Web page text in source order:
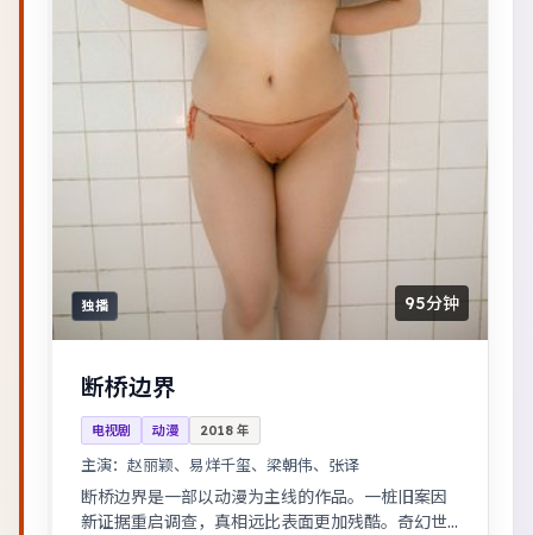
独播 95分钟
断桥边界
电视剧 动漫 2018 年
主演： 赵丽颖、易烊千玺、梁朝伟、张译
断桥边界是一部以动漫为主线的作品。一桩旧案因
新证据重启调查，真相远比表面更加残酷。奇幻世